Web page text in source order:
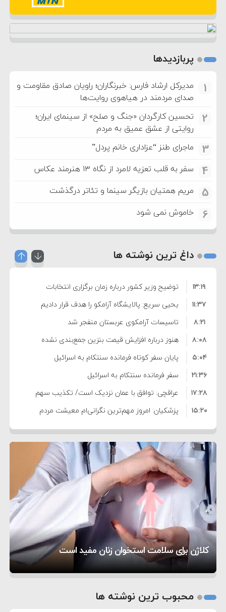
پربازدیدها
1
مدیرکل ارشاد فارس: خبرنگاران؛ راویان صادق مقاومت و
صدای مردمند در هیاهوی روایت‌ها
2
تحسین کارگردان «جنگ و صلح» از سینمای ایران؛
روایتی از عشق عمیق به مردم
3 ماجرای طنز “عزاداری خانم پردل”
4 سفر به قلب تعزیه لامرد از نگاه ۱۳ هنرمند عکاس
5 مریم همتیان بازیگر سینما و تئاتر درگذشت
6 خاموش نمی شود
داغ ترین نوشته ها
توضیح وزیر کشور درباره زمان برگزاری انتخابات
شوراها
۱۳:۱۹
یحیی سریع: پالایشگاه آرامکو را هدف قرار دادیم
۱۱:۳۷
تاسیسات آرامکوی عربستان منفجر شد
۸:۲۱
هنوز درباره افزایش قیمت بنزین جمع‌بندی نشده
است/ کالا برگ قطعا افزایش می‌یابد
۸:۰۸
پایان سفر کوتاه فرمانده سنتکام به اسرائیل
۵:۰۴
سفر فرمانده سنتکام به اسرائیل
۲۱:۳۶
عراقچی: توافق با عمان نزدیک است/ تکذیب سهم
۱۱ درصدی ایران از خزر
۱۷:۲۸
پزشکیان: امروز مهم‌ترین نگرانی‌ام معیشت مردم
است
۱۵:۲۰
ترامپ: مذاکرات با تهران خوب پیش می‌رود
۸:۳۶
بازداشت سفیر پیشین فلسطین در لبنان به اتهام
فساد و اختلاس اموال
۱۰:۳۳
حادثه دریایی در نزدیکی سواحل عمان
۵:۱۷
معاون دفتر پزشکیان: ادعای استعفای رئیس‌جمهور
واهی و کذب محض است
زمان و تاریخ مذاکرات آمریکا و ایران هنوز نهایی
نشده است
۲۰:۳۹
وزیر جنگ آمریکا: ماشین جنگی ما آماده حمله
نظامی علیه ایران است
۶:۵۰
موافقت ترامپ با لغو حمله به ایران
۶:۲۱
کلاژن برای سلامت استخوان زنان مفید است
کمک خورشید به رفع ناترازی برق
تحسین کارگردان «جنگ و صلح» از سینمای ایران؛ روایتی
از عشق عمیق به مردم
2
محبوب ترین نوشته ها